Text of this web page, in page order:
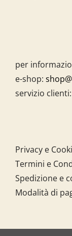
per
e-shop:
servizio clienti:
Privacy e
Termini e
Spedizione e
Modalità di